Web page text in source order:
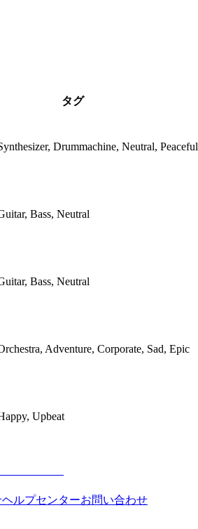
タグ
Drummachine, Neutral, Peaceful
Bass, Neutral
Bass, Neutral
Adventure, Corporate, Sad, Epic
Upbeat
ヘルプセンターお問い合わせ